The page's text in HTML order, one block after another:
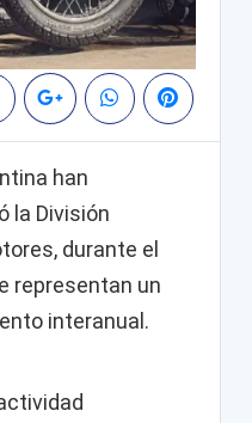
han
la División
durante el
representan un
interanual.